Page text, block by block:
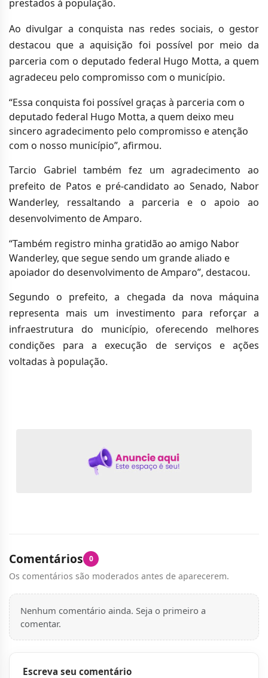
prestados à população.
Ao divulgar a conquista nas redes sociais, o gestor
destacou que a aquisição foi possível por meio da
parceria com o deputado federal Hugo Motta, a quem
agradeceu pelo compromisso com o município.
“Essa conquista foi possível graças à parceria com o
deputado federal Hugo Motta, a quem deixo meu
sincero agradecimento pelo compromisso e atenção
com o nosso município”, afirmou.
Tarcio Gabriel também fez um agradecimento ao
prefeito de Patos e pré-candidato ao Senado, Nabor
Wanderley, ressaltando a parceria e o apoio ao
desenvolvimento de Amparo.
“Também registro minha gratidão ao amigo Nabor
Wanderley, que segue sendo um grande aliado e
apoiador do desenvolvimento de Amparo”, destacou.
Segundo o prefeito, a chegada da nova máquina
representa mais um investimento para reforçar a
infraestrutura do município, oferecendo melhores
condições para a execução de serviços e ações
voltadas à população.
Comentários 0
Os comentários são moderados antes de aparecerem.
Nenhum comentário ainda. Seja o primeiro a
comentar.
Escreva seu comentário